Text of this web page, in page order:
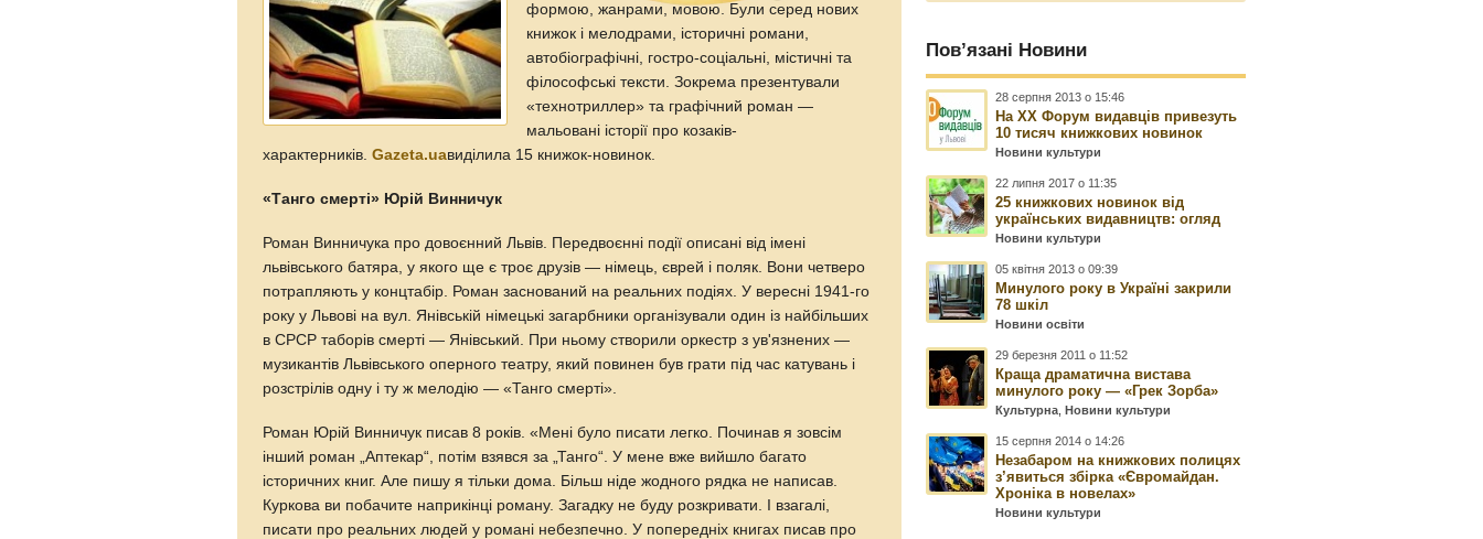
формою, жанрами, мовою. Були серед нових
книжок і мелодрами, історичні романи,
автобіографічні, гостро-соціальні, містичні та
філософські тексти. Зокрема презентували
«технотриллер» та графічний роман —
мальовані історії про козаків-
характерників.Gazeta.uaвиділила 15 книжок-новинок.
«Танго смерті» Юрій Винничук
Роман Винничука про довоєнний Львів. Передвоєнні події описані від імені
львівського батяра, у якого ще є троє друзів — німець, єврей і поляк. Вони четверо
потрапляють у концтабір. Роман заснований на реальних подіях. У вересні 1941-го
року у Львові на вул. Янівській німецькі загарбники організували один із найбільших
в СРСР таборів смерті — Янівський. При ньому створили оркестр з ув'язнених —
музикантів Львівського оперного театру, який повинен був грати під час катувань і
розстрілів одну і ту ж мелодію — «Танго смерті».
Роман Юрій Винничук писав 8 років. «Мені було писати легко. Починав я зовсім
інший роман „Аптекар“, потім взявся за „Танго“. У мене вже вийшло багато
історичних книг. Але пишу я тільки дома. Більш ніде жодного рядка не написав.
Куркова ви побачите наприкінці роману. Загадку не буду розкривати. І взагалі,
писати про реальних людей у романі небезпечно. У попередніх книгах писав про
Пов’язані Новини
28 серпня 2013 о 15:46
На ХХ Форум видавців привезуть
10 тисяч книжкових новинок
Новини культури
22 липня 2017 о 11:35
25 книжкових новинок від
українських видавництв: огляд
Новини культури
05 квітня 2013 о 09:39
Минулого року в Україні закрили
78 шкіл
Новини освіти
29 березня 2011 о 11:52
Краща драматична вистава
минулого року — «Грек Зорба»
Культурна ,Новини культури
15 серпня 2014 о 14:26
Незабаром на книжкових полицях
з’явиться збірка «Євромайдан.
Хроніка в новелах»
Новини культури